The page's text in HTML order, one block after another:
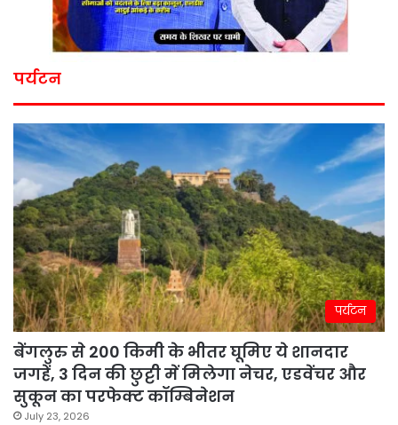
पर्यटन
पर्यटन
बेंगलुरु से 200 किमी के भीतर घूमिए ये शानदार
जगहें, 3 दिन की छुट्टी में मिलेगा नेचर, एडवेंचर और
सुकून का परफेक्ट कॉम्बिनेशन
July 23, 2026